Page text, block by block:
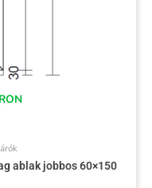
ablak jobbos 60×150